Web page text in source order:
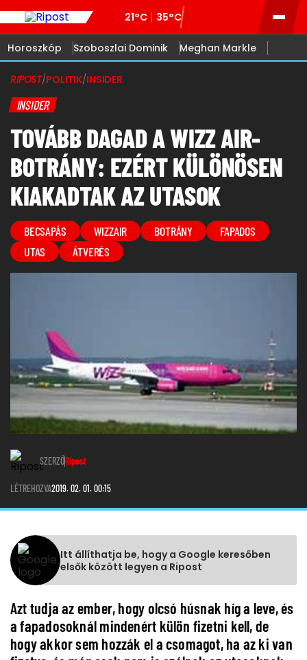
21°C 35°C
Horoszkóp Szoboszlai Dominik Meghan Markle
RIPOST/POLITIK/INSIDER
INSIDER
TOVÁBB DAGAD A WIZZ AIR-
BOTRÁNY: EZÉRT KÜLÖNÖSEN
KIAKADTAK AZ UTASOK
BECSAPÁS WIZZAIR BOTRÁNY
FAPADOS
UTAS
ÁTVERÉS
SZERZŐRipost
LÉTREHOZVA2019. 02. 01. 00:15
Itt állíthatja be, hogy a Google keresőben
elsők között legyen a Ripost
Azt tudja az ember, hogy olcsó húsnak híg a leve, és
a fapadosoknál mindenért külön fizetni kell, de
hogy akkor sem hozzák el a csomagot, ha az ki van